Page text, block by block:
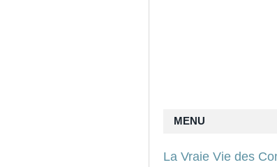
MENU
La Vraie Vie des